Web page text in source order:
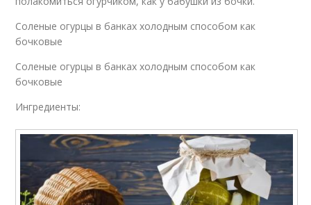
Соленые огурцы в банках холодным способом как
бочковые
Соленые огурцы в банках холодным способом как
бочковые
Ингредиенты: